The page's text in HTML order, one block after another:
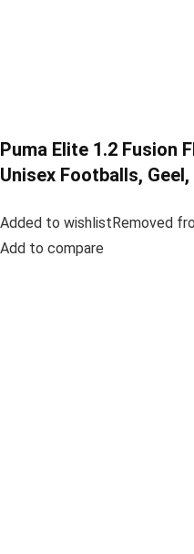
Puma Elite 1.2 Fusion
Unisex Footballs, Geel,
Added to wishlistRemoved
Add to compare